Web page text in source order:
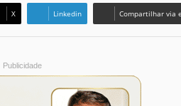
X Linkedin Compartilhar via
Publicidade